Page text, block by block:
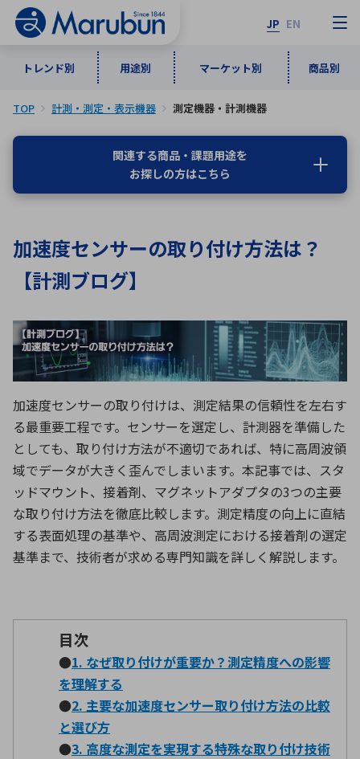
JP EN
トレンド別 用途別 マーケット別 商品別
トレンド別
インダストリアルDXソリューション
5G・Local 5G
ロボティクス（AI）
データセンタ・クラウド
ミリ波レーダー
用途別
通信・ネットワーク
監視・セキュリティ
品質管理・検査
接着・接合
製品製造・加工
シミュレーター
マーケット別
情報通信
民生 医療
商品別
計測・測定・表示機器
ICTソリューション 組立・ロボティクス
レーザー・光学部品 組込コンピュータ
特定用途向け・その他 サービス
メーカ一覧
な行
は行 ま行
や行
ら行
わ行
アルファベット順
A B C
D
E
F G
H
I
J K
L
N O
P
Q
R S
T
U
V W
X
Y
Z
検索
TOP 計測・測定・表示機器 測定機器・計測機器
関連する商品・課題用途を
お探しの方はこちら
加速度センサーの取り付け方法は？
【計測ブログ】
加速度センサーの取り付けは、測定結果の信頼性を左右す
る最重要工程です。センサーを選定し、計測器を準備した
としても、取り付け方法が不適切であれば、特に高周波領
域でデータが大きく歪んでしまいます。本記事では、スタ
ッドマウント、接着剤、マグネットアダプタの3つの主要
な取り付け方法を徹底比較します。測定精度の向上に直結
する表面処理の基準や、高周波測定における接着剤の選定
基準まで、技術者が求める専門知識を詳しく解説します。
目次
●1. なぜ取り付けが重要か？測定精度への影響
を理解する
●2. 主要な加速度センサー取り付け方法の比較
と選び方
●3. 高度な測定を実現する特殊な取り付け技術